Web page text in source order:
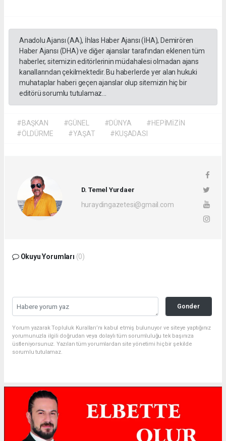
Anadolu Ajansı (AA), İhlas Haber Ajansı (İHA), Demirören
Haber Ajansı (DHA) ve diğer ajanslar tarafından eklenen tüm
haberler, sitemizin editörlerinin müdahalesi olmadan ajans
kanallarından çekilmektedir. Bu haberlerde yer alan hukuki
muhataplar haberi geçen ajanslar olup sitemizin hiç bir
editörü sorumlu tutulamaz...
#BAŞKAN #GÜNEL #DÜNYA
#HEPİMİZİN
#ÖLDÜRME
#YAŞAT #KUŞADASI
D. Temel Yurdaer
huraydingazetesi@gmail.com
Okuyu Yorumları (0)
Gonder
Yorum yazarak Topluluk Kuralları’nı kabul etmiş bulunuyor ve siteye yaptığınız
yorumunuzla ilgili doğrudan veya dolaylı tüm sorumluluğu tek başınıza
üstleniyorsunuz. Yazılan tüm yorumlardan site yönetimi hiçbir şekilde
sorumlu tutulamaz.